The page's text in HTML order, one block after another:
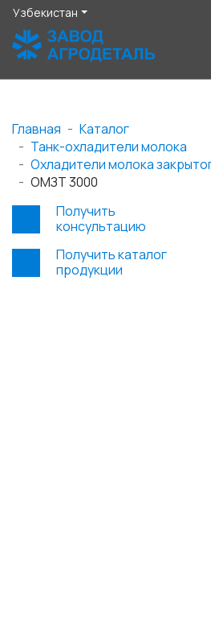
Узбекистан
Главная
Каталог
Танк-охладители молока
Охладители молока
ОМЗТ 3000
Получить
консультацию
Получить каталог
продукции